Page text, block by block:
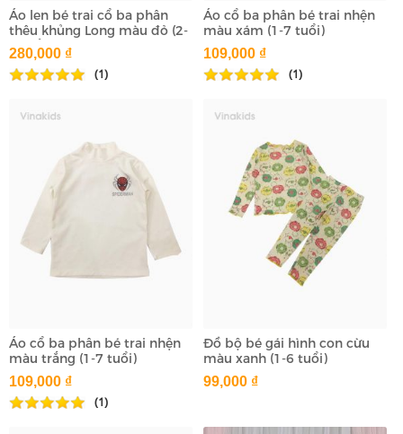
Áo len bé trai cổ ba phân
thêu khủng Long màu đỏ (2-
9 tuổi)
280,000 ₫
(1)
Áo cổ ba phân bé trai nhện
màu xám (1-7 tuổi)
109,000 ₫
(1)
Áo cổ ba phân bé trai nhện
màu trắng (1-7 tuổi)
109,000 ₫
(1)
Đồ bộ bé gái hình con cừu
màu xanh (1-6 tuổi)
99,000 ₫